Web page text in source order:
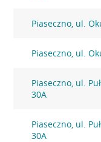
Piaseczno, ul.
Piaseczno, ul.
Piaseczno, ul.
30A
Piaseczno, ul.
30A